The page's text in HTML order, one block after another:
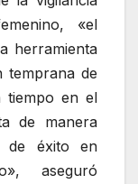
«el
herramienta
temprana de
tiempo en el
de manera
de éxito en
aseguró